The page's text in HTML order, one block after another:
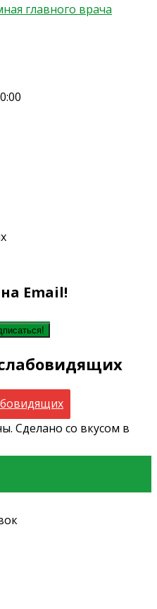
главного врача
Email!
Сделано со вкусом в